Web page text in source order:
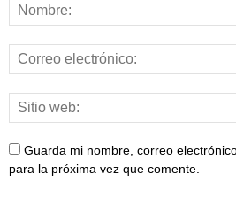
Guarda mi nombre, correo
para la próxima vez que comente.